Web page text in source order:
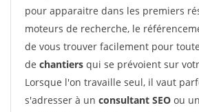
pour apparaitre dans les premiers
moteurs de recherche, le
de vous trouver facilement pour
de chantiers qui se prévoient sur
Lorsque l'on travaille seul, il vaut
s'adresser à un consultant SEO ou